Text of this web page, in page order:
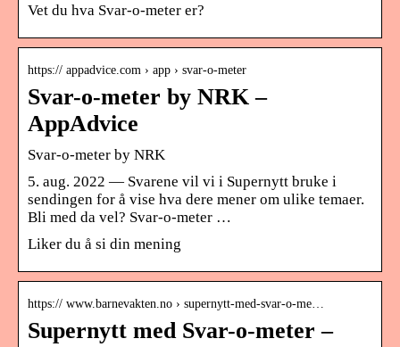
Vet du hva Svar-o-meter er?
https:// appadvice.com › app › svar-o-meter
Svar-o-meter by NRK –
AppAdvice
Svar-o-meter by NRK
5. aug. 2022 — Svarene vil vi i Supernytt bruke i
sendingen for å vise hva dere mener om ulike temaer.
Bli med da vel? Svar-o-meter …
Liker du å si din mening
https:// www.barnevakten.no › supernytt-med-svar-o-me…
Supernytt med Svar-o-meter –